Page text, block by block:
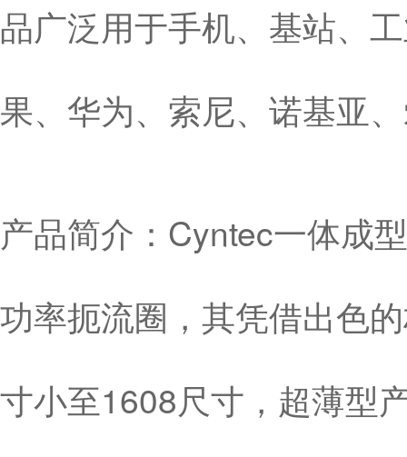
品广泛用于手机、基站、
果、华为、索尼、诺基亚
产品简介：Cyntec一体成
功率扼流圈，其凭借出色
寸小至1608尺寸，超薄型